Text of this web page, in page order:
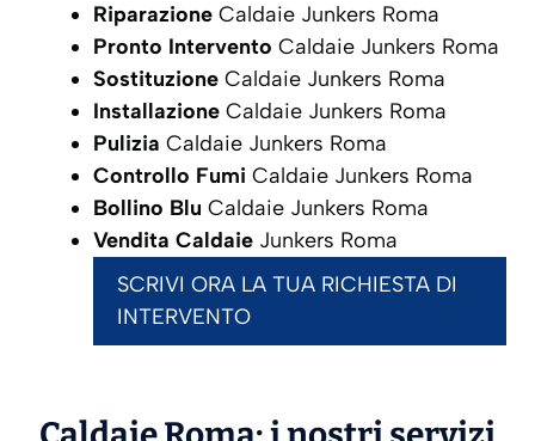
Riparazione Caldaie Junkers Roma
Pronto Intervento Caldaie Junkers Roma
Sostituzione Caldaie Junkers Roma
Installazione Caldaie Junkers Roma
Pulizia Caldaie Junkers Roma
Controllo Fumi Caldaie Junkers Roma
Bollino Blu Caldaie Junkers Roma
Vendita Caldaie Junkers Roma
SCRIVI ORA LA TUA RICHIESTA DI
INTERVENTO